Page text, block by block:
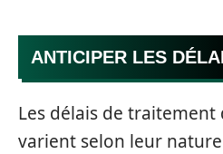
ANTICIPER LES
Les délais de traitement
varient selon leur